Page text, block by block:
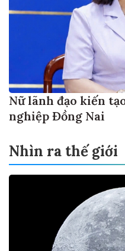
Nữ lãnh đạo kiến
nghiệp Đồng Nai
Nhìn ra thế giới